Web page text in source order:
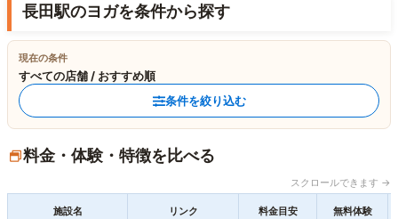
長田駅のヨガを条件から探す
現在の条件
すべての店舗 / おすすめ順
条件を絞り込む
料金・体験・特徴を比べる
スクロールできます →
施設名 リンク 料金目安 無料体験